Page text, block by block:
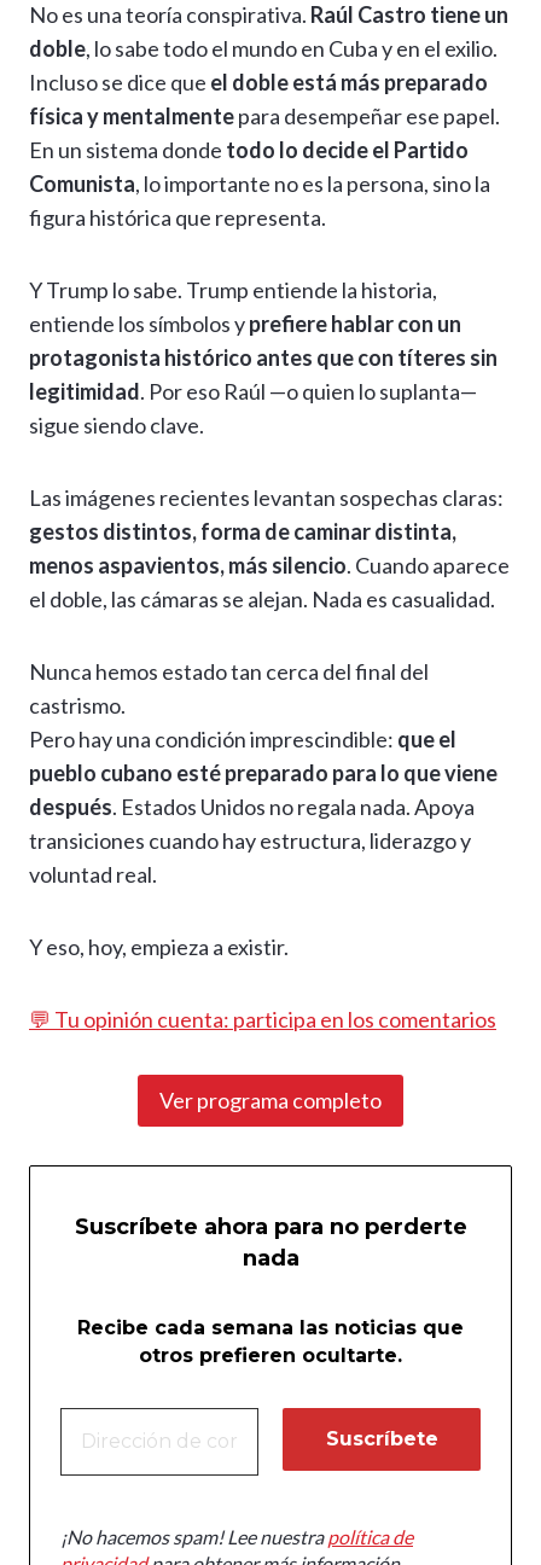
No es una teoría conspirativa. Raúl Castro tiene un
doble, lo sabe todo el mundo en Cuba y en el exilio.
Incluso se dice que el doble está más preparado
física y mentalmentepara desempeñar ese papel.
En un sistema donde todo lo decide el Partido
Comunista, lo importante no es la persona, sino la
figura histórica que representa.
Y Trump lo sabe. Trump entiende la historia,
entiende los símbolos yprefiere hablar con un
protagonista histórico antes que con títeres sin
legitimidad. Por eso Raúl —o quien lo suplanta—
sigue siendo clave.
Las imágenes recientes levantan sospechas claras:
gestos distintos, forma de caminar distinta,
menos aspavientos, más silencio. Cuando aparece
el doble, las cámaras se alejan. Nada es casualidad.
Nunca hemos estado tan cerca del final del
castrismo.
Pero hay una condición imprescindible: que el
pueblo cubano esté preparado para lo que viene
después. Estados Unidos no regala nada. Apoya
transiciones cuando hay estructura, liderazgo y
voluntad real.
Y eso, hoy, empieza a existir.
💬 Tu opinión cuenta: participa en los comentarios
Ver programa completo
Suscríbete ahora para no perderte
nada
Recibe cada semana las noticias que
otros prefieren ocultarte.
¡No hacemos spam! Lee nuestrapolítica de